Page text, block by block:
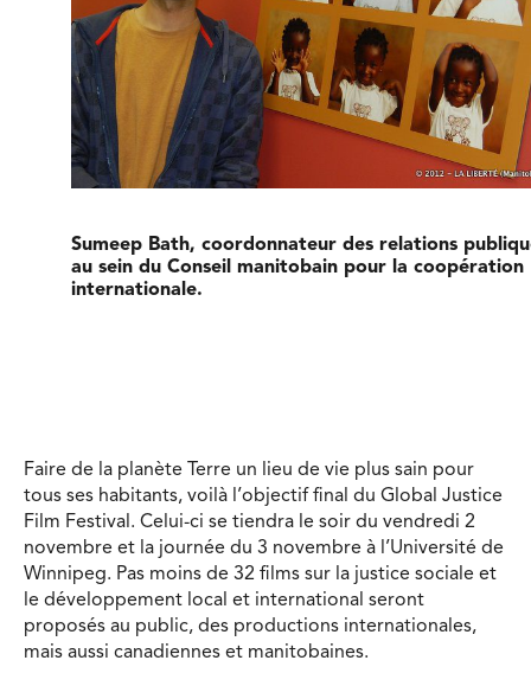
Sumeep Bath, coordonnateur des relations
au sein du Conseil manitobain pour la coopération
internationale.
Faire de la planète Terre un lieu de vie plus sain pour
tous ses habitants, voilà l’objectif final du Global Justice
Film Festival. Celui-ci se tiendra le soir du vendredi 2
novembre et la journée du 3 novembre à l’Université de
Winnipeg. Pas moins de 32 films sur la justice sociale et
le développement local et international seront
proposés au public, des productions internationales,
mais aussi canadiennes et manitobaines.